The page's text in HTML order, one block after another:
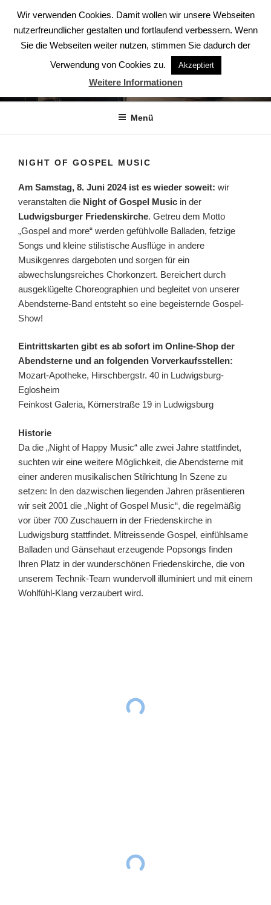
Inhalt
springen
ABENDSTERNE – DER CHOR
Der Chor aus Ludwigsburg
Menü
NIGHT OF GOSPEL MUSIC
Am Samstag, 8. Juni 2024 ist es wieder soweit: wir
veranstalten die Night of Gospel Music in der
Ludwigsburger Friedenskirche. Getreu dem Motto
„Gospel and more“ werden gefühlvolle Balladen, fetzige
Songs und kleine stilistische Ausflüge in andere
Musikgenres dargeboten und sorgen für ein
abwechslungsreiches Chorkonzert. Bereichert durch
ausgeklügelte Choreographien und begleitet von unserer
Abendsterne-Band entsteht so eine begeisternde Gospel-
Show!
Eintrittskarten gibt es ab sofort im Online-Shop der
Abendsterne und an folgenden Vorverkaufsstellen:
Mozart-Apotheke, Hirschbergstr. 40 in Ludwigsburg-
Eglosheim
Feinkost Galeria, Körnerstraße 19 in Ludwigsburg
Historie
Da die „Night of Happy Music“ alle zwei Jahre stattfindet,
suchten wir eine weitere Möglichkeit, die Abendsterne mit
einer anderen musikalischen Stilrichtung In Szene zu
setzen: In den dazwischen liegenden Jahren präsentieren
wir seit 2001 die „Night of Gospel Music“, die regelmäßig
vor über 700 Zuschauern in der Friedenskirche in
Ludwigsburg stattfindet. Mitreissende Gospel, einfühlsame
Balladen und Gänsehaut erzeugende Popsongs finden
Ihren Platz in der wunderschönen Friedenskirche, die von
unserem Technik-Team wundervoll illuminiert und mit einem
Wohlfühl-Klang verzaubert wird.
Wir verwenden Cookies. Damit wollen wir unsere Webseiten
nutzerfreundlicher gestalten und fortlaufend verbessern. Wenn
Sie die Webseiten weiter nutzen, stimmen Sie dadurch der
Verwendung von Cookies zu.
Akzeptiert
Weitere Informationen